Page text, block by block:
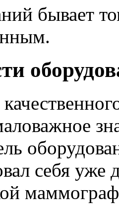
бывает
себя